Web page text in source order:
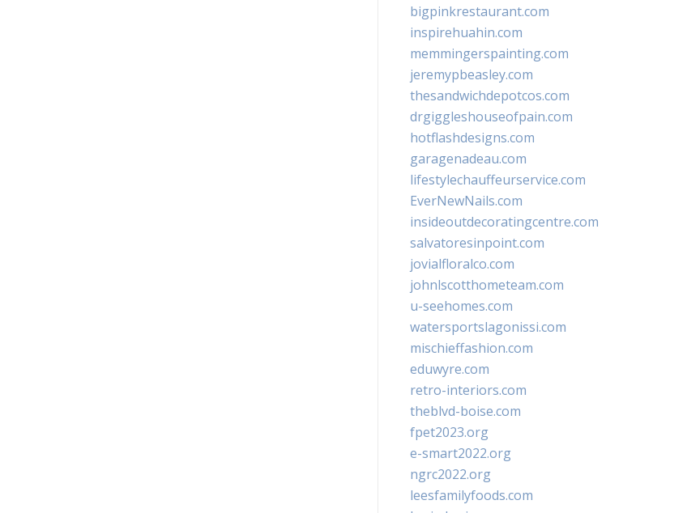
bigpinkrestaurant.com
inspirehuahin.com
memmingerspainting.com
jeremypbeasley.com
thesandwichdepotcos.com
drgiggleshouseofpain.com
hotflashdesigns.com
garagenadeau.com
lifestylechauffeurservice.com
EverNewNails.com
insideoutdecoratingcentre.com
salvatoresinpoint.com
jovialfloralco.com
johnlscotthometeam.com
u-seehomes.com
watersportslagonissi.com
mischieffashion.com
eduwyre.com
retro-interiors.com
theblvd-boise.com
fpet2023.org
e-smart2022.org
ngrc2022.org
leesfamilyfoods.com